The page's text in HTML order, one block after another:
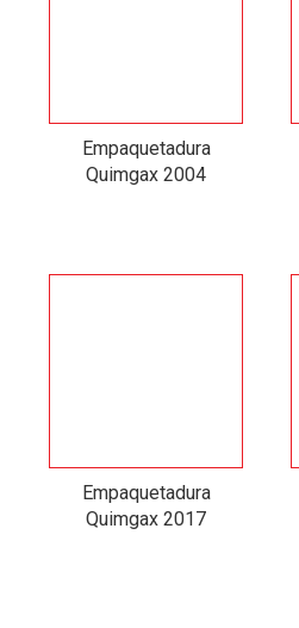
Empaquetadura
Quimgax 2004
Empaquetadura
Quimgax 2017